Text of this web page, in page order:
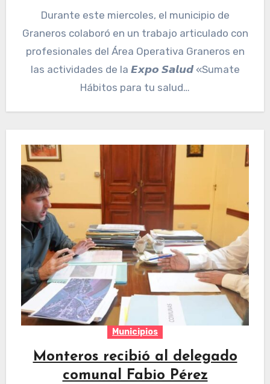
Durante este miercoles, el municipio de
Graneros colaboró en un trabajo articulado con
profesionales del Área Operativa Graneros en
las actividades de la 𝙀𝙭𝙥𝙤 𝙎𝙖𝙡𝙪𝙙 «Sumate
Hábitos para tu salud…
Municipios
Monteros recibió al delegado
comunal Fabio Pérez